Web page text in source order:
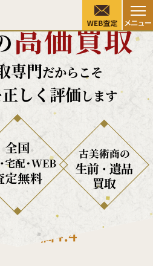
key "post_type" in
public_html/wp/wp-
functions.php
・書道家作品など
高価買取
専門だからこそ
正しく評価します
まる銀座
上の信頼と実績
つ美術商のみ加盟できる
楽部 桃李会所属
ミ評価4.4